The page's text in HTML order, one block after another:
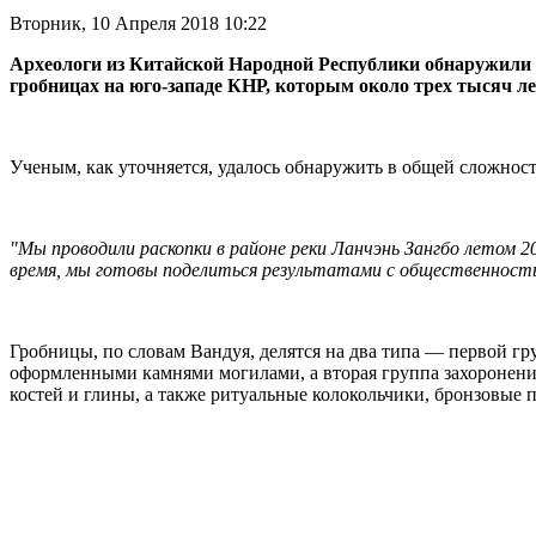
Вторник, 10 Апреля 2018 10:22
Археологи из Китайской Народной Республики
гробницах на юго-западе КНР, которым около трех тысяч
Ученым, как уточняется, удалось обнаружить в общей
"Мы проводили раскопки в районе реки Ланчэнь Зангбо
время, мы готовы поделиться результатами с
Гробницы, по словам Вандуя, делятся на два типа — первой
оформленными камнями могилами, а вторая группа
костей и глины, а также ритуальные колокольчики, бронзовые